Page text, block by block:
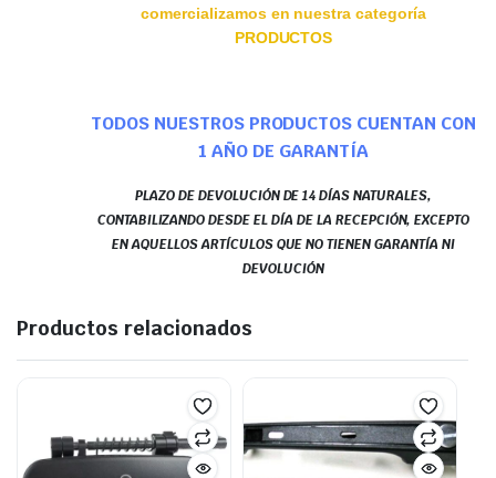
comercializamos en nuestra categoría
PRODUCTOS
TODOS NUESTROS PRODUCTOS CUENTAN CON
1 AÑO DE GARANTÍA
PLAZO DE DEVOLUCIÓN DE 14 DÍAS NATURALES,
CONTABILIZANDO DESDE EL DÍA DE LA RECEPCIÓN, EXCEPTO
EN AQUELLOS ARTÍCULOS QUE NO TIENEN GARANTÍA NI
DEVOLUCIÓN
Productos relacionados